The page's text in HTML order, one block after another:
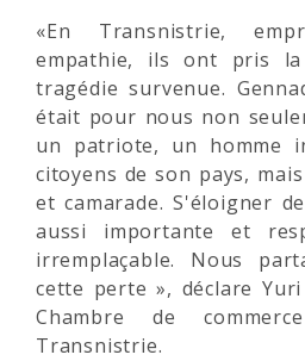
«En Transnistrie,
empathie, ils ont pris
tragédie survenue.
était pour nous non
un patriote, un homme
citoyens de son pays,
et camarade. S'éloigner
aussi importante et
irremplaçable. Nous
cette perte », déclare
Chambre de
Transnistrie.